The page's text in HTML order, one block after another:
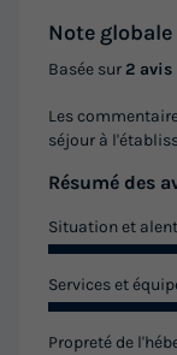
Accès wifi
Lave-vaisselle
+ 3
APPARTEMENT 6
Meilleur prix pour
Modifier les dates
Note globale
Basée sur 2 avis
Les
séjour à
Résumé des
Situation et
Services et
Propreté de